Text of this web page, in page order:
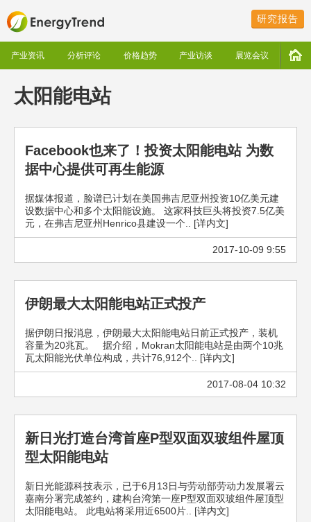
研究报告
产业资讯 分析评论 价格趋势 产业访谈 展览会议
太阳能电站
Facebook也来了！投资太阳能电站 为数
据中心提供可再生能源
据媒体报道，脸谱已计划在美国弗吉尼亚州投资10亿美元建
设数据中心和多个太阳能设施。 这家科技巨头将投资7.5亿美
元，在弗吉尼亚州Henrico县建设一个.. [详内文]
2017-10-09 9:55
伊朗最大太阳能电站正式投产
据伊朗日报消息，伊朗最大太阳能电站日前正式投产，装机
容量为20兆瓦。 据介绍，Mokran太阳能电站是由两个10兆
瓦太阳能光伏单位构成，共计76,912个.. [详内文]
2017-08-04 10:32
新日光打造台湾首座P型双面双玻组件屋顶
型太阳能电站
新日光能源科技表示，已于6月13日与劳动部劳动力发展署云
嘉南分署完成签约，建构台湾第一座P型双面双玻组件屋顶型
太阳能电站。 此电站将采用近6500片.. [详内文]